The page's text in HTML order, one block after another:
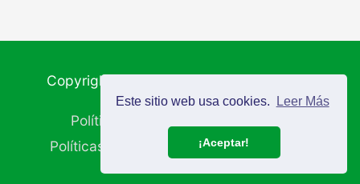
Este sitio web usa cookies. Leer Más
¡Aceptar!
Copyright © 2026
Política de Cookies
Políticas de Privacidad
Mapa del Sitio